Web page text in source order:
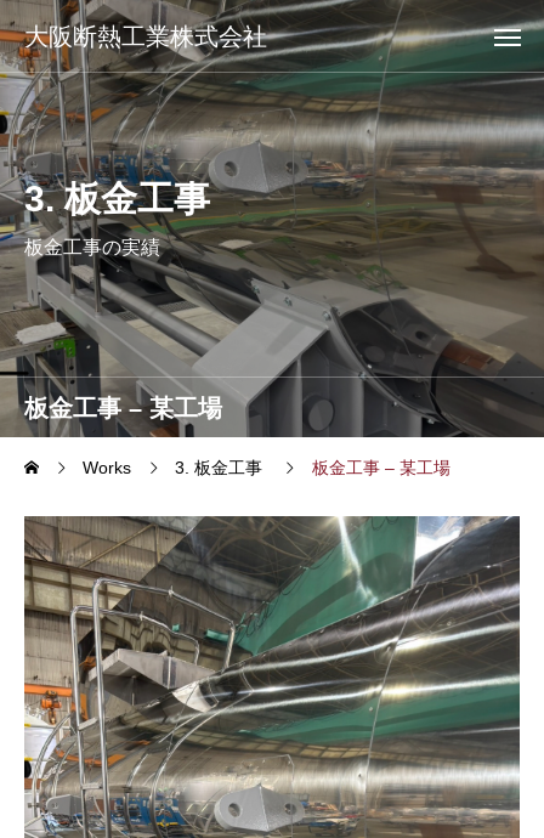
大阪断熱工業株式会社
板金工事 – 某工場
3. 板金工事
板金工事の実績
Works 3. 板金工事 板金工事 – 某工場